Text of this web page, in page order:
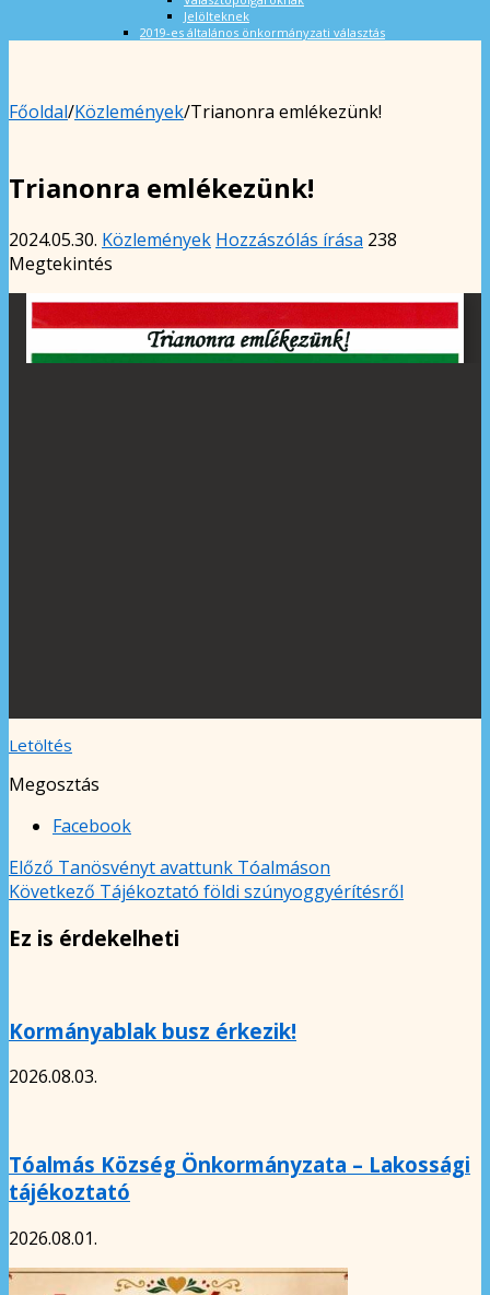
Jelölteknek
2019-es általános önkormányzati választás
Főoldal/Közlemények/Trianonra emlékezünk!
Trianonra emlékezünk!
2024.05.30. Közlemények Hozzászólás írása 238
Megtekintés
Letöltés
Megosztás
Facebook
Előző Tanösvényt avattunk Tóalmáson
Következő Tájékoztató földi szúnyoggyérítésről
Ez is érdekelheti
Kormányablak busz érkezik!
2026.08.03.
Tóalmás Község Önkormányzata – Lakossági
tájékoztató
2026.08.01.